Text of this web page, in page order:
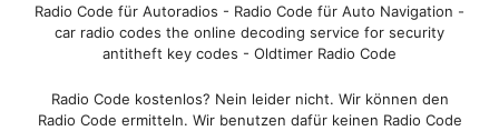
Radio Code für Autoradios - Radio Code für Auto Navigation -
car radio codes the online decoding service for security
antitheft key codes - Oldtimer Radio Code
Radio Code kostenlos? Nein leider nicht. Wir können den
Radio Code ermitteln. Wir benutzen dafür keinen Radio Code